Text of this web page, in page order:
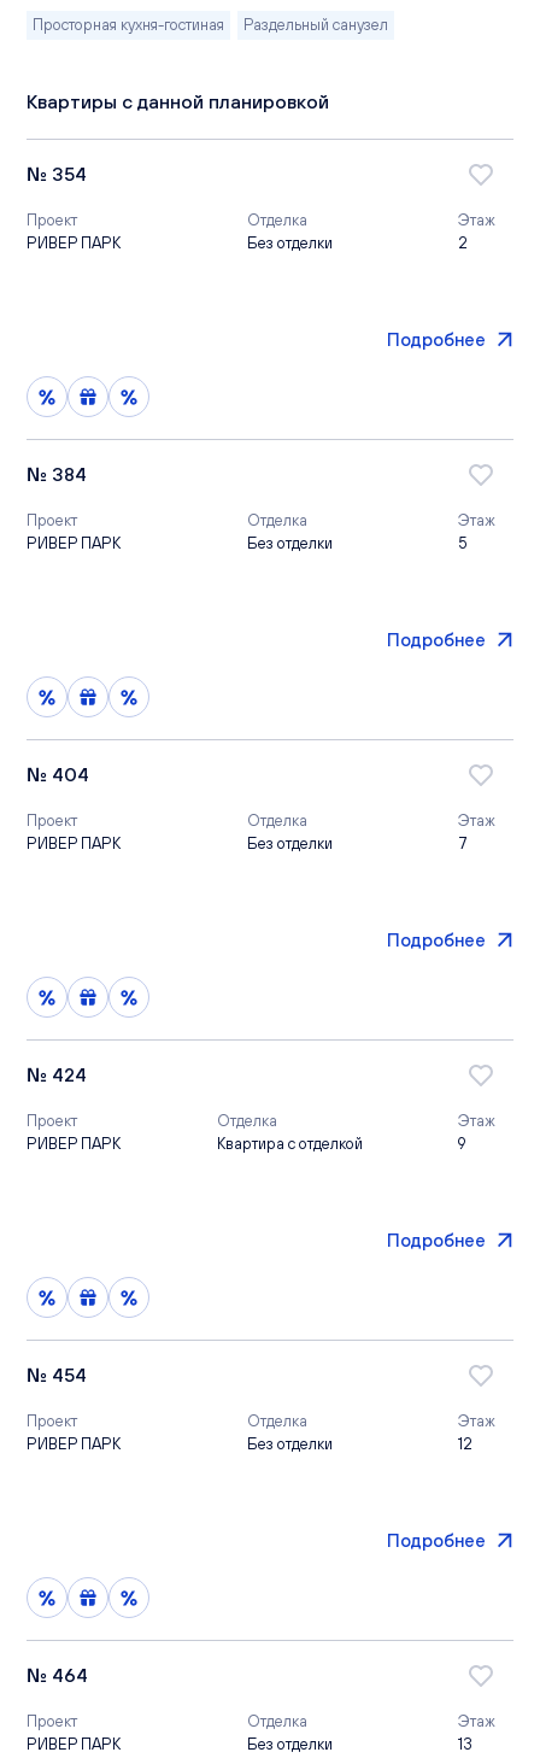
Просторная кухня-гостиная Раздельный санузел
Квартиры с данной планировкой
№ 354
Проект
РИВЕР ПАРК
Отделка
Без отделки
Этаж
2
Подробнее
№ 384
Проект
РИВЕР ПАРК
Отделка
Без отделки
Этаж
5
Подробнее
№ 404
Проект
РИВЕР ПАРК
Отделка
Без отделки
Этаж
7
Подробнее
№ 424
Проект
РИВЕР ПАРК
Отделка
Квартира с отделкой
Этаж
9
Подробнее
№ 454
Проект
РИВЕР ПАРК
Отделка
Без отделки
Этаж
12
Подробнее
№ 464
Проект
РИВЕР ПАРК
Отделка
Без отделки
Этаж
13